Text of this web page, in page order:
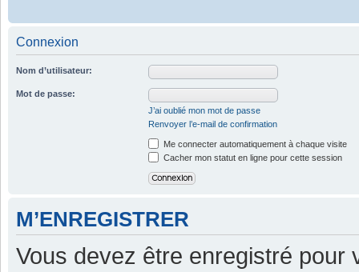
Connexion
Nom d’utilisateur:
Mot de passe:
J’ai oublié mon mot de passe
Renvoyer l’e-mail de confirmation
Me connecter automatiquement à chaque visite
Cacher mon statut en ligne pour cette session
M’ENREGISTRER
Vous devez être enregistré pour